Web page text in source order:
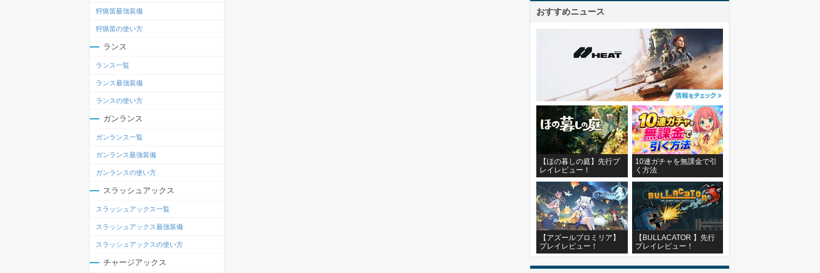
狩猟笛最強装備
狩猟笛の使い方
ランス
ランス一覧
ランス最強装備
ランスの使い方
ガンランス
ガンランス一覧
ガンランス最強装備
ガンランスの使い方
スラッシュアックス
スラッシュアックス一覧
スラッシュアックス最強装備
スラッシュアックスの使い方
チャージアックス
おすすめニュース
【ほの暮しの庭】先行プ
レイレビュー！
10連ガチャを無課金で引
く方法
【アズールプロミリア】
プレイレビュー！
【BULLACATOR 】先行
プレイレビュー！